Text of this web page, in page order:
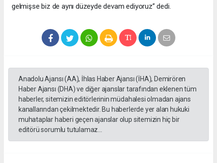
gelmişse biz de aynı düzeyde devam ediyoruz” dedi.
Anadolu Ajansı (AA), İhlas Haber Ajansı (İHA), Demirören
Haber Ajansı (DHA) ve diğer ajanslar tarafından eklenen tüm
haberler, sitemizin editörlerinin müdahalesi olmadan ajans
kanallarından çekilmektedir. Bu haberlerde yer alan hukuki
muhataplar haberi geçen ajanslar olup sitemizin hiç bir
editörü sorumlu tutulamaz...